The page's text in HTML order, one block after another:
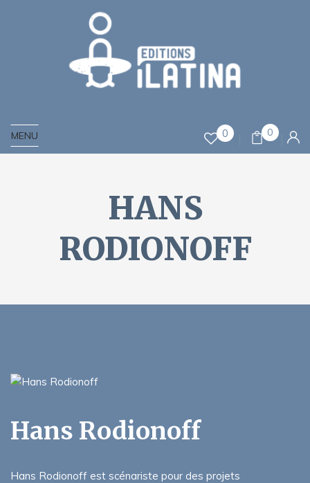
MENU 0 0
HANS
RODIONOFF
Hans Rodionoff
Hans Rodionoff est scénariste pour des projets